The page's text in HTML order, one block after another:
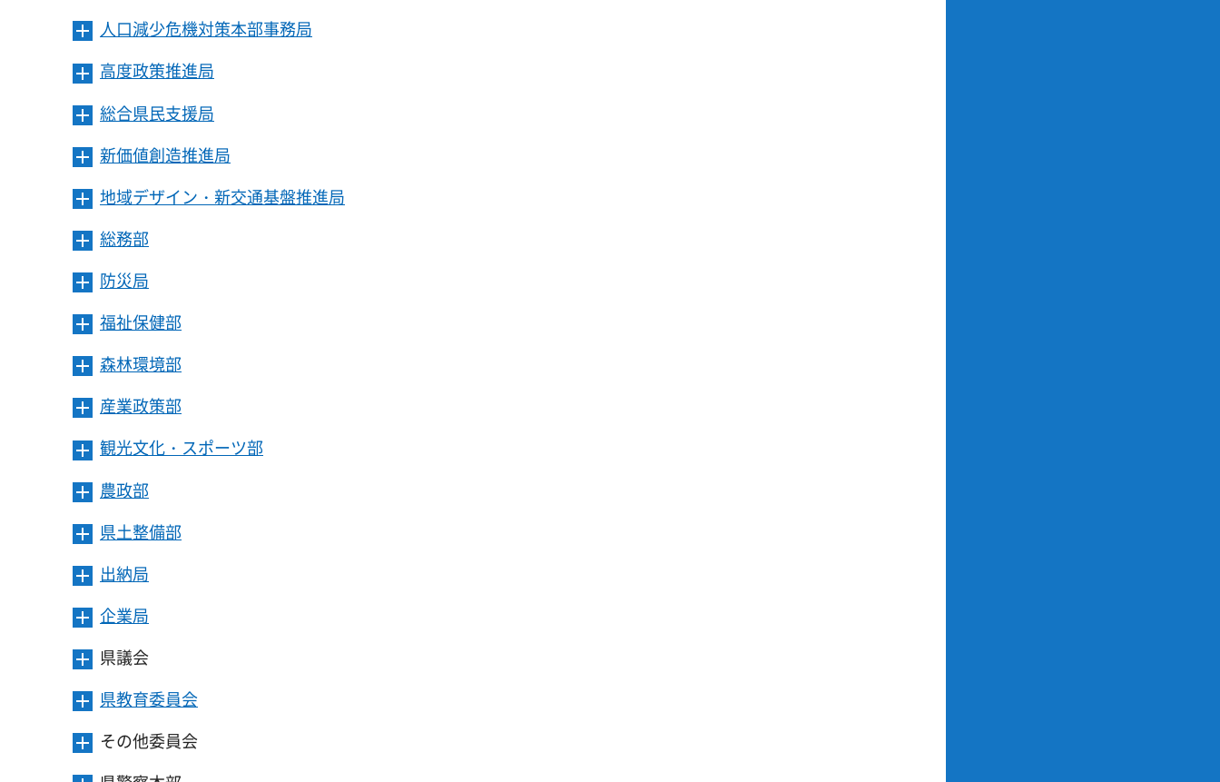
メ
ュ
ー
を
開
き
ま
す
人口減少危機対策本部事務局
メ
ュ
ー
を
開
き
ま
す
高度政策推進局
メ
ュ
ー
を
開
き
ま
す
総合県民支援局
メ
ュ
ー
を
開
き
ま
す
新価値創造推進局
メ
ュ
ー
を
開
き
ま
す
地域デザイン・新交通基盤推進局
メ
ュ
ー
を
開
き
ま
す
総務部
メ
ュ
ー
を
開
き
ま
す
防災局
メ
ュ
ー
を
開
き
ま
す
福祉保健部
メ
ュ
ー
を
開
き
ま
す
森林環境部
メ
ュ
ー
を
開
き
ま
す
産業政策部
メ
ュ
ー
を
開
き
ま
す
観光文化・スポーツ部
メ
ュ
ー
を
開
き
ま
す
農政部
メ
ュ
ー
を
開
き
ま
す
県土整備部
メ
ュ
ー
を
開
き
ま
す
出納局
メ
ュ
ー
を
開
き
企業局
メ
ュ
ー
を
開
県議会
メ
ュ
ー
県教育委員会
メ その他委員会